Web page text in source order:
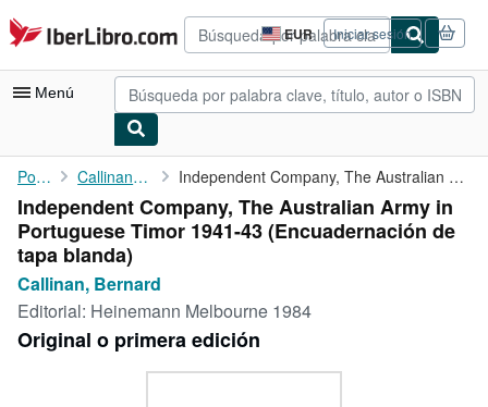
Pasar al contenido principal
IberLibro.com EUR
Preferencias
de
compra
del
Iniciar sesión
Menú
Mi cuenta
Consultar mis pedidos
Búsqueda avanzada
Colecciones
Portada Callinan, Bernard Independent Company, The Australian Army in Portuguese Timor ...
Independent Company, The Australian Army in
Portuguese Timor 1941-43 (Encuadernación de
tapa blanda)
Callinan, Bernard
Editorial: Heinemann Melbourne 1984
Original o primera edición